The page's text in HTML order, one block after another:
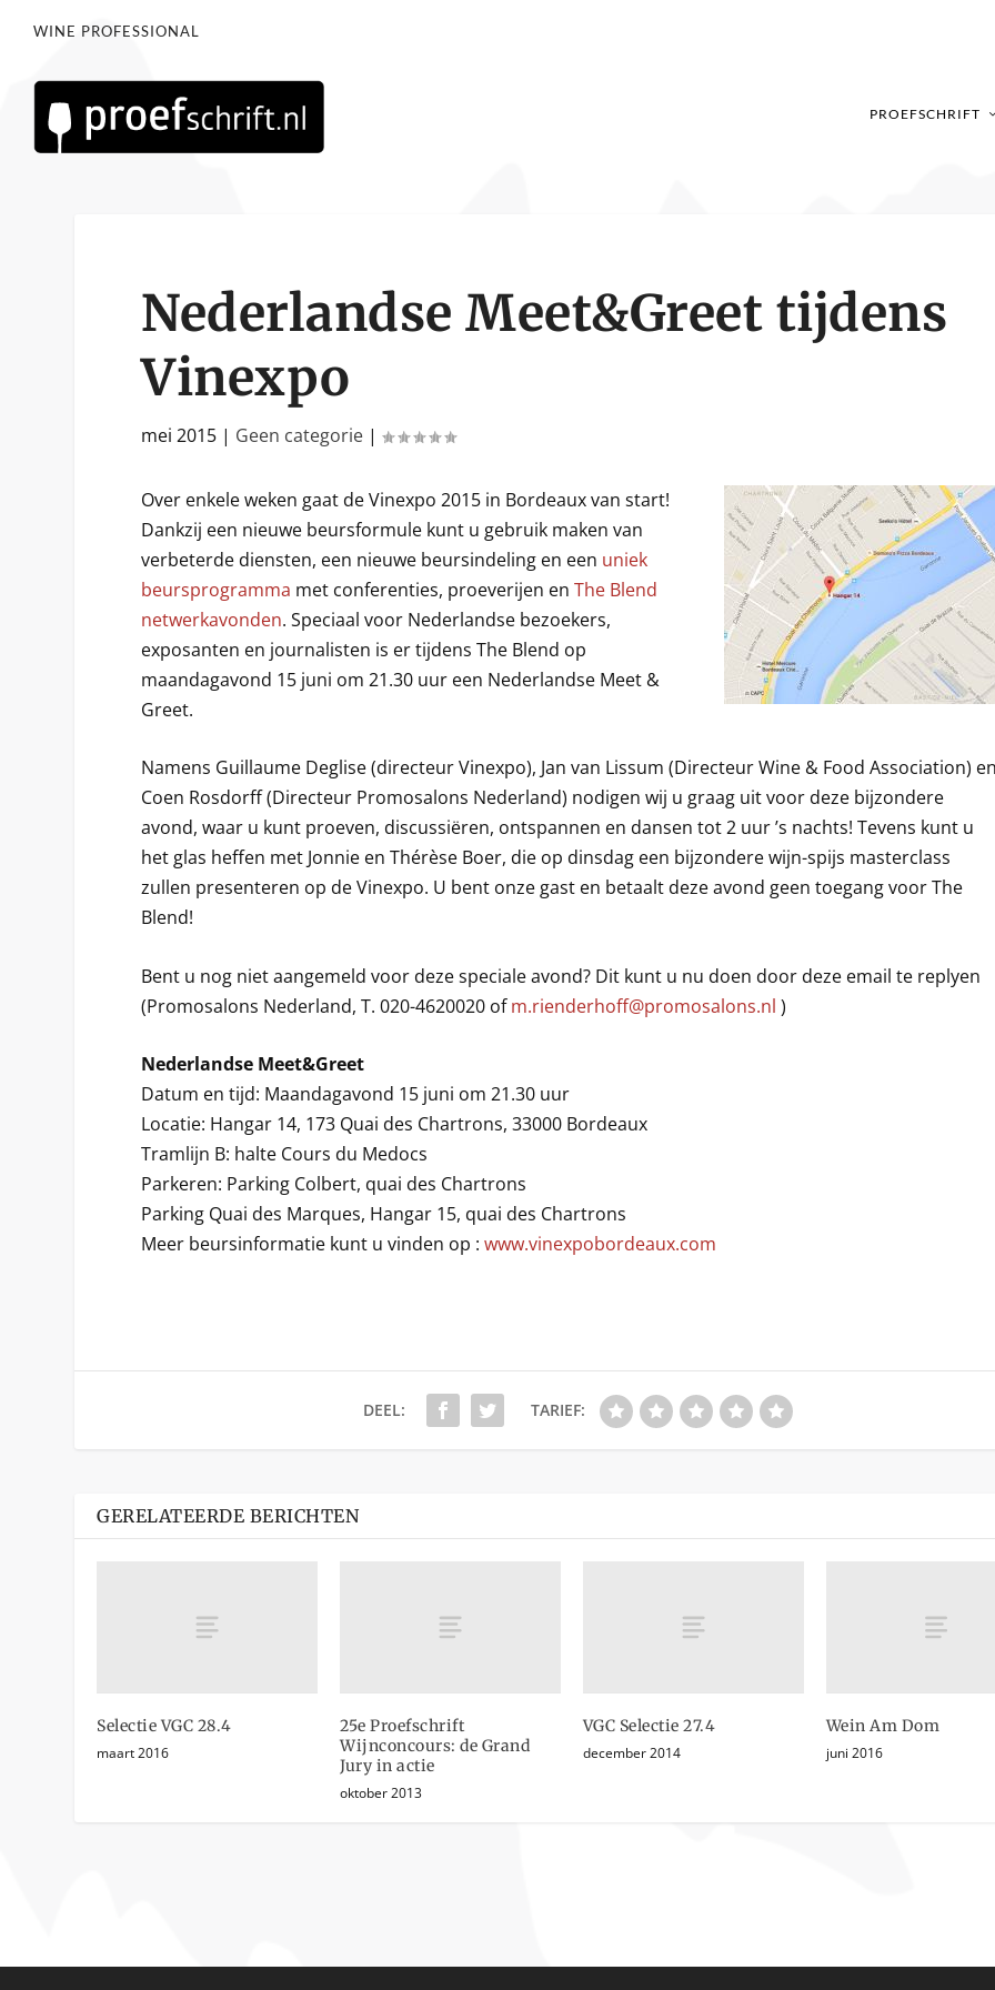
WINE PROFESSIONAL
PROEFSCHRIFT
Nederlandse Meet&Greet tijdens
Vinexpo
mei 2015 | Geen categorie |
Over enkele weken gaat de Vinexpo 2015 in Bordeaux van start!
Dankzij een nieuwe beursformule kunt u gebruik maken van
verbeterde diensten, een nieuwe beursindeling en een uniek
beursprogramma met conferenties, proeverijen enThe Blend
netwerkavonden. Speciaal voor Nederlandse bezoekers,
exposanten en journalisten is er tijdens The Blend op
maandagavond 15 juni om 21.30 uur een Nederlandse Meet &
Greet.
Namens Guillaume Deglise (directeur Vinexpo), Jan van Lissum (Directeur Wine & Food Association)
Coen Rosdorff (Directeur Promosalons Nederland) nodigen wij u graag uit voor deze bijzondere
avond, waar u kunt proeven, discussiëren, ontspannen en dansen tot 2 uur ’s nachts! Tevens kunt u
het glas heffen met Jonnie en Thérèse Boer, die op dinsdag een bijzondere wijn-spijs masterclass
zullen presenteren op de Vinexpo. U bent onze gast en betaalt deze avond geen toegang voor The
Blend!
Bent u nog niet aangemeld voor deze speciale avond? Dit kunt u nu doen door deze email te replyen
(Promosalons Nederland, T. 020-4620020 ofm.rienderhoff@promosalons.nl )
Nederlandse Meet&Greet
Datum en tijd: Maandagavond 15 juni om 21.30 uur
Locatie: Hangar 14, 173 Quai des Chartrons, 33000 Bordeaux
Tramlijn B: halte Cours du Medocs
Parkeren: Parking Colbert, quai des Chartrons
Parking Quai des Marques, Hangar 15, quai des Chartrons
Meer beursinformatie kunt u vinden op :www.vinexpobordeaux.com
DEEL: TARIEF:
GERELATEERDE BERICHTEN
Selectie VGC 28.4
maart 2016
25e Proefschrift
Wijnconcours: de Grand
Jury in actie
oktober 2013
VGC Selectie 27.4
december 2014
Wein Am Dom
juni 2016